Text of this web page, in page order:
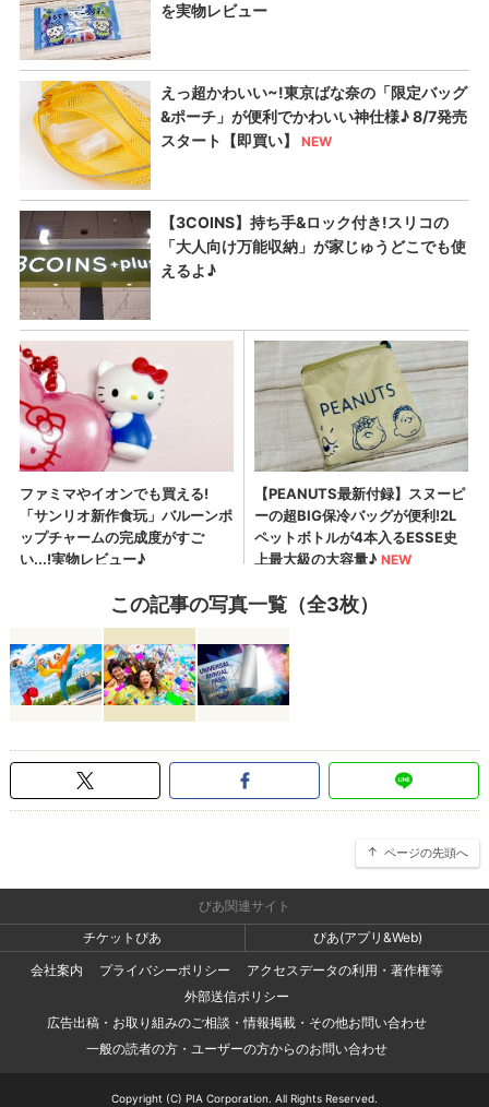
この記事の写真一覧（全3枚）
ページの先頭へ
ぴあ関連サイト
チケットぴあ
ぴあ(アプリ&Web)
会社案内
プライバシーポリシー
アクセスデータの利用・著作権等
外部送信ポリシー
広告出稿・お取り組みのご相談・情報掲載・その他お問い合わせ
一般の読者の方・ユーザーの方からのお問い合わせ
Copyright (C) PIA Corporation. All Rights Reserved.